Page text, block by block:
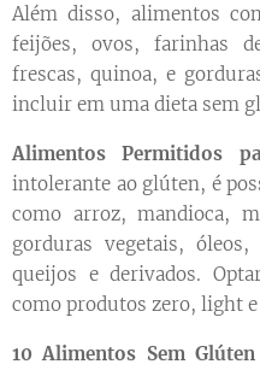
Além disso, alimentos
feijões, ovos, farinhas
frescas, quinoa, e
incluir em uma dieta sem
Alimentos Permitidos
intolerante ao glúten, é
como arroz, mandioca,
gorduras vegetais,
queijos e derivados.
como produtos zero, light
10 Alimentos Sem